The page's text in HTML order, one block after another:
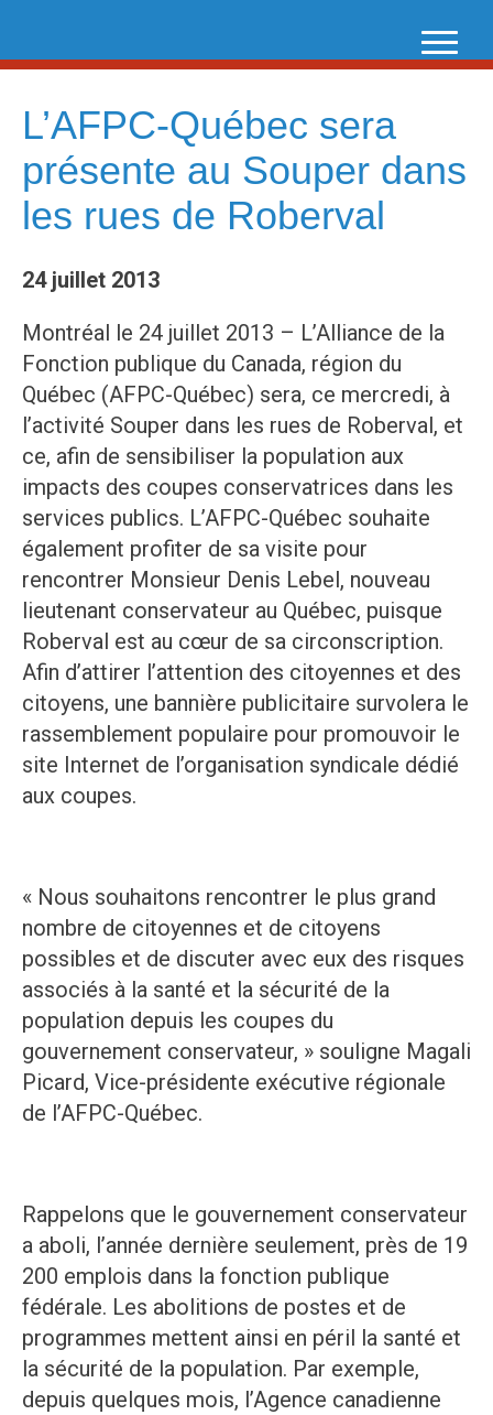
content
L’AFPC-Québec sera
présente au Souper dans
les rues de Roberval
24 juillet 2013
Montréal le 24 juillet 2013 – L’Alliance de la
Fonction publique du Canada, région du
Québec (AFPC-Québec) sera, ce mercredi, à
l’activité Souper dans les rues de Roberval, et
ce, afin de sensibiliser la population aux
impacts des coupes conservatrices dans les
services publics. L’AFPC-Québec souhaite
également profiter de sa visite pour
rencontrer Monsieur Denis Lebel, nouveau
lieutenant conservateur au Québec, puisque
Roberval est au cœur de sa circonscription.
Afin d’attirer l’attention des citoyennes et des
citoyens, une bannière publicitaire survolera le
rassemblement populaire pour promouvoir le
site Internet de l’organisation syndicale dédié
aux coupes.
« Nous souhaitons rencontrer le plus grand
nombre de citoyennes et de citoyens
possibles et de discuter avec eux des risques
associés à la santé et la sécurité de la
population depuis les coupes du
gouvernement conservateur, » souligne Magali
Picard, Vice-présidente exécutive régionale
de l’AFPC-Québec.
Rappelons que le gouvernement conservateur
a aboli, l’année dernière seulement, près de 19
200 emplois dans la fonction publique
fédérale. Les abolitions de postes et de
programmes mettent ainsi en péril la santé et
la sécurité de la population. Par exemple,
depuis quelques mois, l’Agence canadienne